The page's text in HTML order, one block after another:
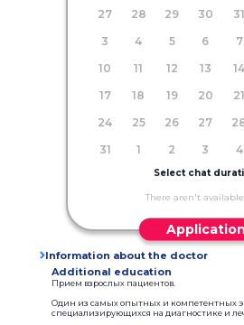
27
28 29 30 31
3
4 5 6 7
10
11 12 13 14
17
18 19 20 21
24
25 26 27
31
1 2 3 4
Select chat
There aren't
Application
Information about the doctor
Additional education
Прием взрослых пациентов.
Один из самых опытных и компетентных
специализирующихся на диагностике и